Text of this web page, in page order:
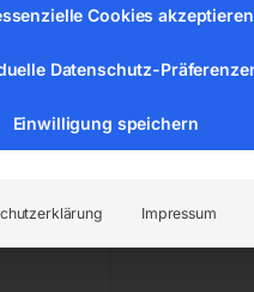
Cookies akzeptieren
Datenschutz-
Einwilligung speichern
Impressum